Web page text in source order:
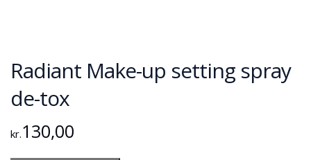
Radiant Make-up setting spray
de-tox
kr.130,00